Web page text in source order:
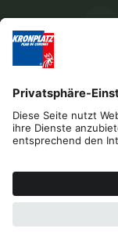
Impressum